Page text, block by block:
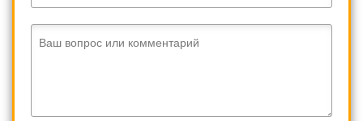
Ваш вопрос или комментарий